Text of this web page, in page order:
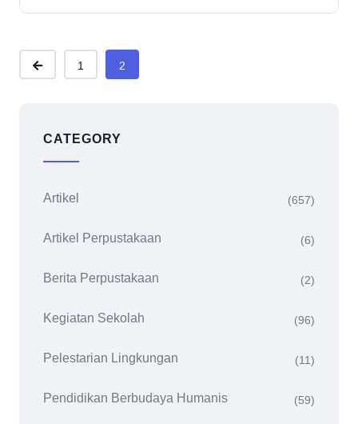
1 2
CATEGORY
Artikel (657)
Artikel Perpustakaan (6)
Berita Perpustakaan (2)
Kegiatan Sekolah (96)
Pelestarian Lingkungan (11)
Pendidikan Berbudaya Humanis (59)